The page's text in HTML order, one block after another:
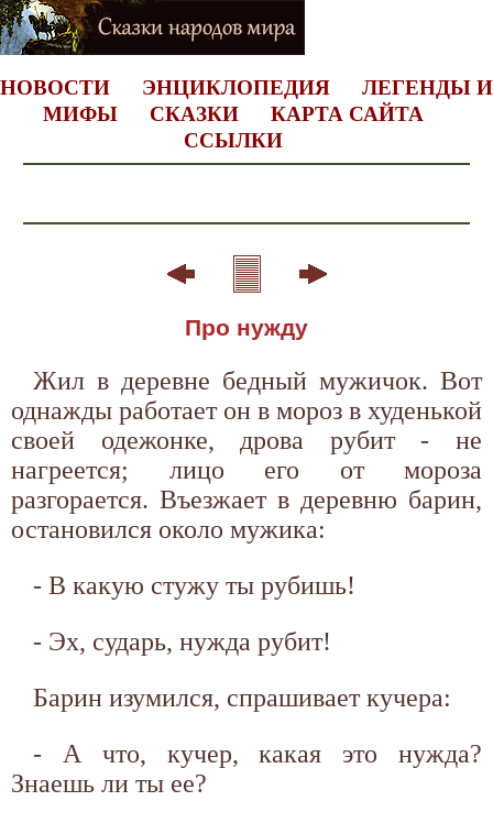
НОВОСТИ ЭНЦИКЛОПЕДИЯ
ЛЕГЕНДЫ И
МИФЫ
СКАЗКИ
КАРТА САЙТА
ССЫЛКИ
Про нужду
Жил в деревне бедный мужичок. Вот
однажды работает он в мороз в худенькой
своей одежонке, дрова рубит - не
нагреется; лицо его от мороза
разгорается. Въезжает в деревню барин,
остановился около мужика:
- В какую стужу ты рубишь!
- Эх, сударь, нужда рубит!
Барин изумился, спрашивает кучера:
- А что, кучер, какая это нужда?
Знаешь ли ты ее?